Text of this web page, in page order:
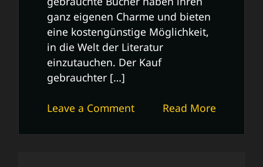
ganz eigenen Charme und bieten
eine kostengünstige Möglichkeit,
in die Welt der Literatur
einzutauchen. Der Kauf
gebrauchter […]
Read More
Leave a Commenton
die